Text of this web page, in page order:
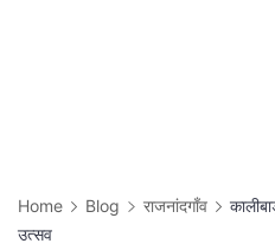
Home Blog राजनांदगाँव
उत्सव